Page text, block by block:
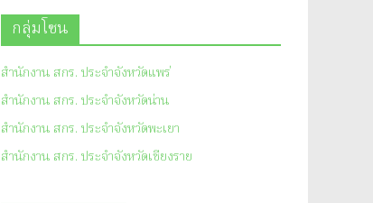
กลุ่มโซน
สำนักงาน สกร. ประจำจังหวัดแพร่
สำนักงาน สกร. ประจำจังหวัดน่าน
สำนักงาน สกร. ประจำจังหวัดพะเยา
สำนักงาน สกร. ประจำจังหวัดเชียงราย